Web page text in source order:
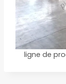
ligne de